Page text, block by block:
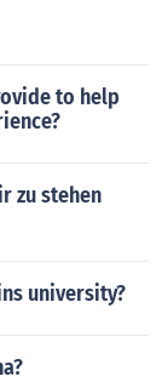
to help
zu stehen
university?